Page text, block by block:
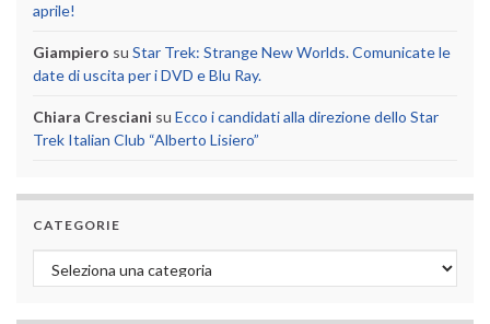
aprile!
Giampiero su Star Trek: Strange New Worlds. Comunicate le
date di uscita per i DVD e Blu Ray.
Chiara Cresciani su Ecco i candidati alla direzione dello Star
Trek Italian Club “Alberto Lisiero”
CATEGORIE
Categorie